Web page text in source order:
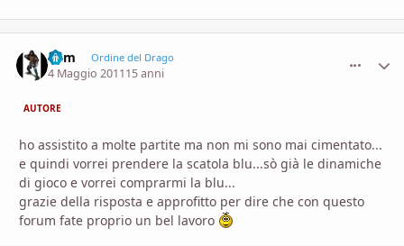
Bam Ordine del Drago
4 Maggio 201115 anni
AUTORE
ho assistito a molte partite ma non mi sono mai cimentato...
e quindi vorrei prendere la scatola blu...sò già le dinamiche
di gioco e vorrei comprarmi la blu...
grazie della risposta e approfitto per dire che con questo
forum fate proprio un bel lavoro